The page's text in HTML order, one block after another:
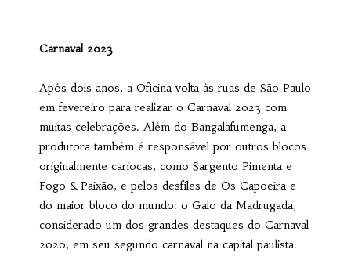
Carnaval 2023
Após dois anos, a Oficina volta às ruas de São Paulo
em fevereiro para realizar o Carnaval 2023 com
muitas celebrações. Além do Bangalafumenga, a
produtora também é responsável por outros blocos
originalmente cariocas, como Sargento Pimenta e
Fogo & Paixão, e pelos desfiles de Os Capoeira e
do maior bloco do mundo: o Galo da Madrugada,
considerado um dos grandes destaques do Carnaval
2020, em seu segundo carnaval na capital paulista.